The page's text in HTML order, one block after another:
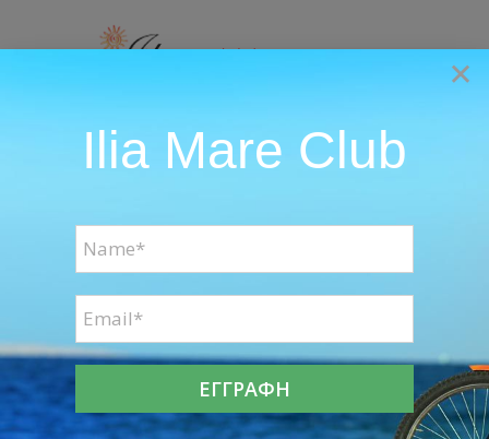
to
Larger
Image
×
Ilia Mare Club